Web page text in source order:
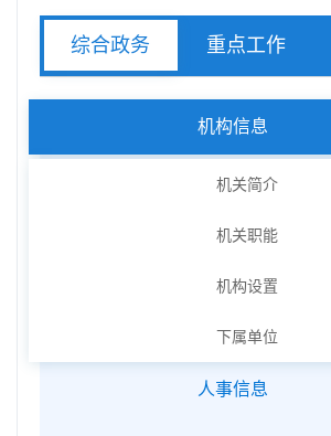
综合政务 重点工作
机构信息
机关简介
机关职能
机构设置
下属单位
人事信息